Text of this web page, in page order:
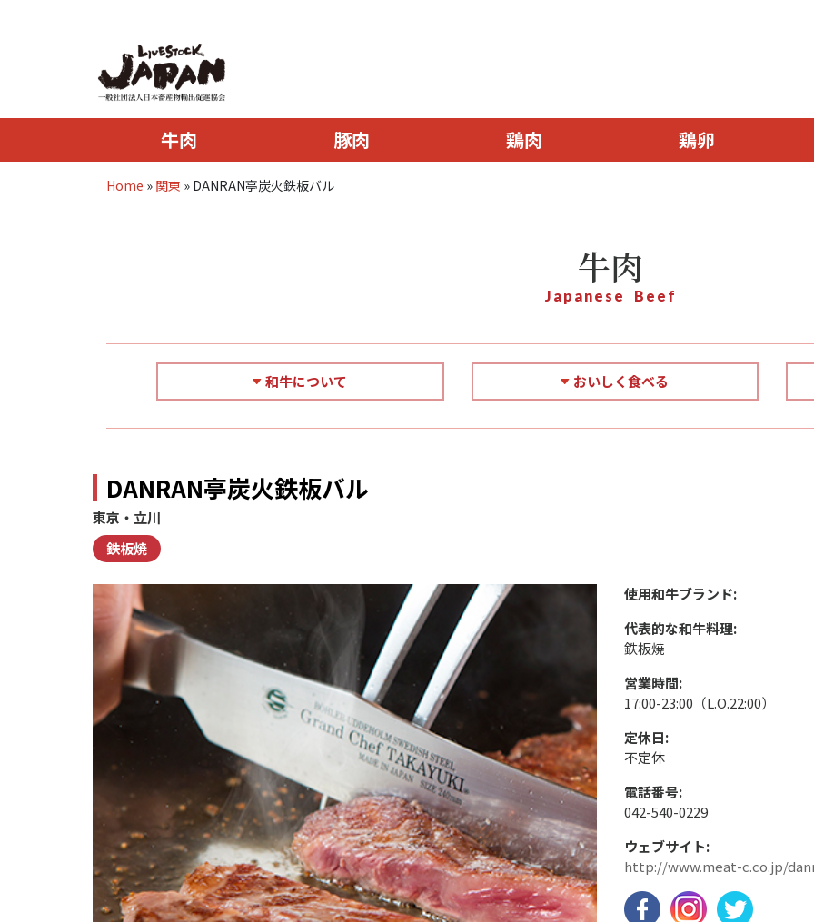
牛肉 豚肉 鶏肉 鶏卵
Home » 関東 » DANRAN亭炭火鉄板バル
牛肉
Japanese Beef
和牛について おいしく食べる
DANRAN亭炭火鉄板バル
東京・立川
鉄板焼
使用和牛ブランド:
代表的な和牛料理:
鉄板焼
営業時間:
17:00-23:00（L.O.22:00）
定休日:
不定休
電話番号:
042-540-0229
ウェブサイト:
http://www.meat-c.co.jp/